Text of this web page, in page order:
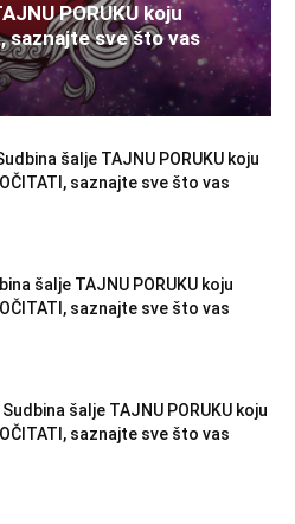
PORUKU koju
saznajte sve što vas
šalje TAJNU PORUKU koju
saznajte sve što vas
šalje TAJNU PORUKU koju
saznajte sve što vas
šalje TAJNU PORUKU koju
saznajte sve što vas